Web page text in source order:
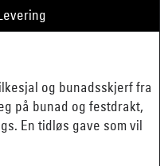
og bunadsskjerf fra
på bunad og festdrakt,
En tidløs gave som vil